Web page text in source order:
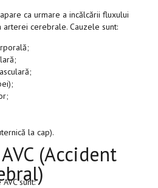
ca urmare a incălcării fluxului
cerebrale. Cauzele sunt:
la cap).
(Accident
sunt: